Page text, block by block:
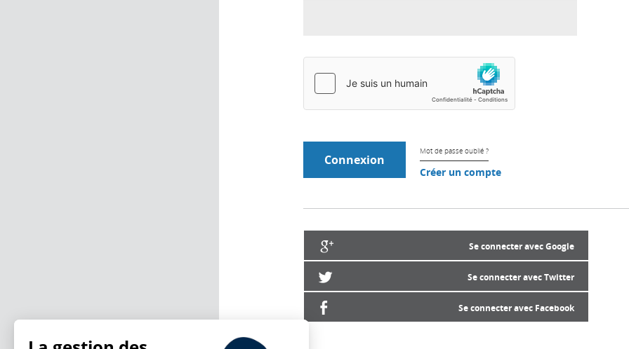
Mot de passe oublié ?
Créer un compte
Se connecter avec Google
Se connecter avec Twitter
Se connecter avec Facebook